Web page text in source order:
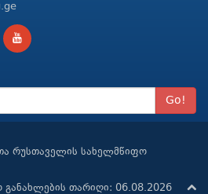
Go!
რუსთაველის სახელმწიფო
თარიღი: 06.08.2026